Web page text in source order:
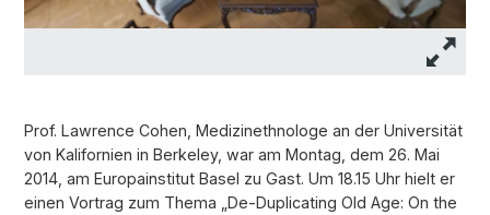
Prof. Lawrence Cohen, Medizinethnologe an der Universität
von Kalifornien in Berkeley, war am Montag, dem 26. Mai
2014, am Europainstitut Basel zu Gast. Um 18.15 Uhr hielt er
einen Vortrag zum Thema „De-Duplicating Old Age: On the